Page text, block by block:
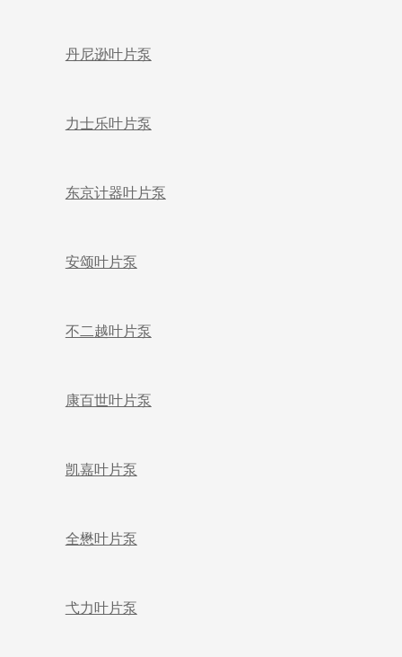
丹尼逊叶片泵
力士乐叶片泵
东京计器叶片泵
安颂叶片泵
不二越叶片泵
康百世叶片泵
凯嘉叶片泵
全懋叶片泵
弋力叶片泵